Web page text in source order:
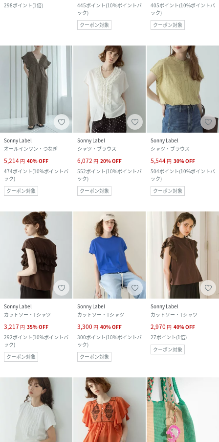
298ポイント(1倍)
445ポイント(10%ポイントバ
ック)
クーポン対象
405ポイント(10%ポイントバ
ック)
クーポン対象
Sonny Label
オールインワン・つなぎ
5,214 円 40%OFF
474ポイント(10%ポイントバ
ック)
クーポン対象
Sonny Label
シャツ・ブラウス
6,072 円 20%OFF
552ポイント(10%ポイントバ
ック)
クーポン対象
Sonny Label
シャツ・ブラウス
5,544 円 30%OFF
504ポイント(10%ポイントバ
ック)
クーポン対象
Sonny Label
カットソー・Tシャツ
3,217 円 35%OFF
292ポイント(10%ポイントバ
ック)
クーポン対象
Sonny Label
カットソー・Tシャツ
3,300 円 40%OFF
300ポイント(10%ポイントバ
ック)
クーポン対象
Sonny Label
カットソー・Tシャツ
2,970 円 40%OFF
27ポイント(1倍)
クーポン対象